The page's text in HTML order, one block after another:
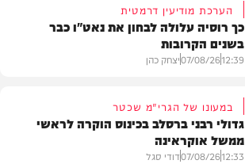
הערכת מודיעין דרמטית
כך רוסיה עלולה לבחון את נאט"ו כבר
בשנים הקרובות
12:39
07/08/26יצחק כהן
במעונו של הגרי"מ שכטר
גדולי רבני ברסלב בכינוס הוקרה לראשי
ממשל אוקראינה
12:33
07/08/26דודי סגל